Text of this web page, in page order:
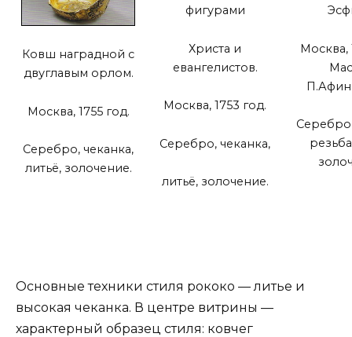
Ковш наградной с
двуглавым орлом.
Москва, 1755 год.
Серебро, чеканка,
литьё, золочение.
фигурами
Христа и
евангелистов.
Москва, 1753 год.
Серебро, чеканка,
литьё, золочение.
Москва,
Основные техники стиля рококо — литье и
высокая чеканка. В центре витрины —
характерный образец стиля: ковчег